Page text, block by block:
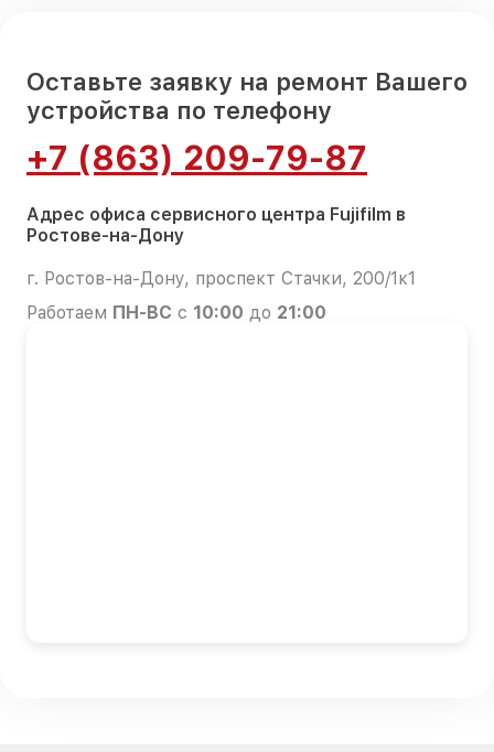
Оставьте заявку на ремонт Вашего
устройства по телефону
+7 (863) 209-79-87
Адрес офиса сервисного центра Fujifilm в
Ростове-на-Дону
г. Ростов-на-Дону, проспект Стачки, 200/1к1
Работаем ПН-ВС с 10:00 до 21:00